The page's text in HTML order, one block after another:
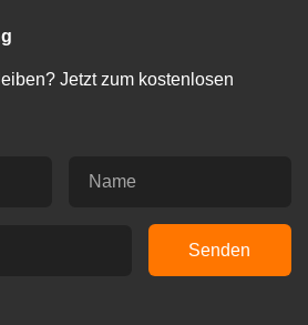
Jetzt zum kostenlosen
Senden